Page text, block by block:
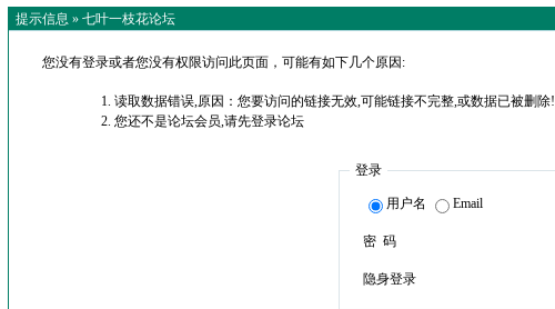
提示信息 » 七叶一枝花论坛
您没有登录或者您没有权限访问此页面，可能有如下几个原因:
读取数据错误,原因：您要访问的链接无效,可能链接不完整,或数据已被删除!
您还不是论坛会员,请先登录论坛
登录
用户名 Email
密 码
隐身登录